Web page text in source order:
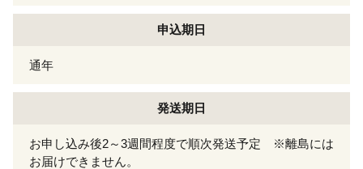
申込期日
通年
発送期日
お申し込み後2～3週間程度で順次発送予定 ※離島には
お届けできません。